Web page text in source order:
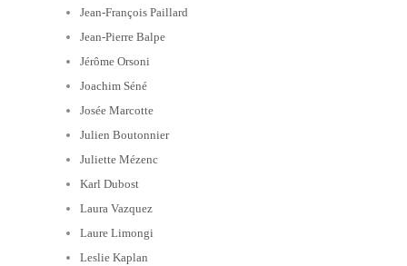
Jean-François Paillard
Jean-Pierre Balpe
Jérôme Orsoni
Joachim Séné
Josée Marcotte
Julien Boutonnier
Juliette Mézenc
Karl Dubost
Laura Vazquez
Laure Limongi
Leslie Kaplan